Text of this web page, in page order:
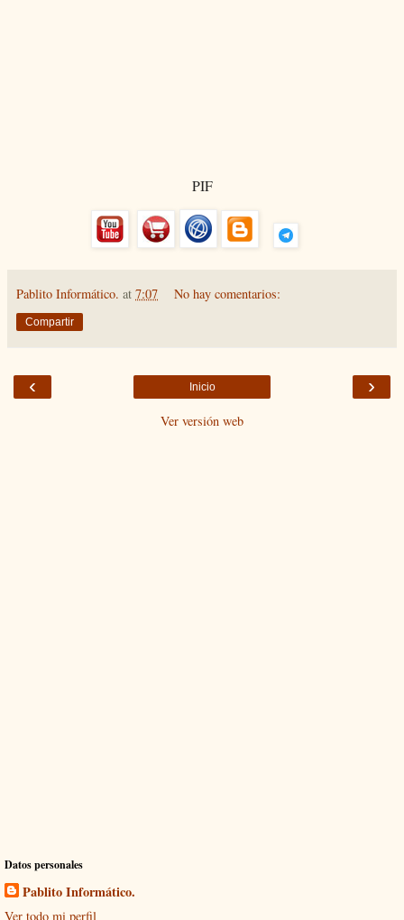
PIF
Pablito Informático. at 7:07 No hay comentarios:
Compartir
‹ ›
Inicio
Ver versión web
Datos personales
Pablito Informático.
Ver todo mi perfil